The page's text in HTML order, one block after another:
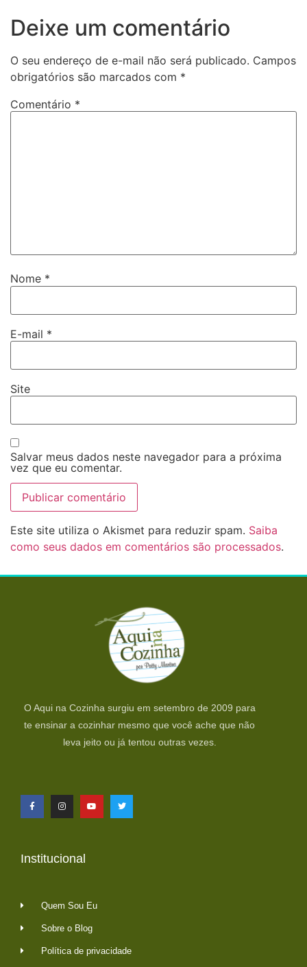
Deixe um comentário
O seu endereço de e-mail não será publicado. Campos
obrigatórios são marcados com *
Comentário *
Nome *
E-mail *
Site
Salvar meus dados neste navegador para a próxima
vez que eu comentar.
Este site utiliza o Akismet para reduzir spam. Saiba
como seus dados em comentários são processados.
O Aqui na Cozinha surgiu em setembro de 2009 para
te ensinar a cozinhar mesmo que você ache que não
leva jeito ou já tentou outras vezes.
Institucional
Quem Sou Eu
Sobre o Blog
Política de privacidade